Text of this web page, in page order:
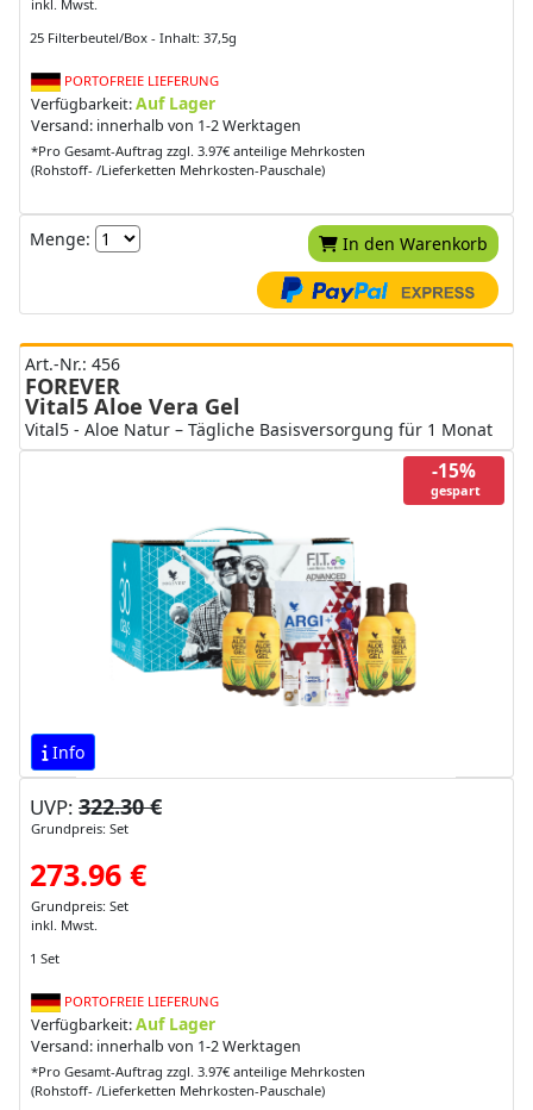
inkl. Mwst.
25 Filterbeutel/Box - Inhalt: 37,5g
PORTOFREIE LIEFERUNG
Verfügbarkeit:Auf Lager
Versand: innerhalb von 1-2 Werktagen
*Pro Gesamt-Auftrag zzgl. 3.97€ anteilige Mehrkosten
(Rohstoff- /Lieferketten Mehrkosten-Pauschale)
Menge: In den Warenkorb
Art.-Nr.: 456
FOREVER
Vital5 Aloe Vera Gel
Vital5 - Aloe Natur – Tägliche Basisversorgung für 1 Monat
-15%
gespart
Info
UVP: 322.30 €
Grundpreis: Set
273.96 €
Grundpreis: Set
inkl. Mwst.
1 Set
PORTOFREIE LIEFERUNG
Verfügbarkeit:Auf Lager
Versand: innerhalb von 1-2 Werktagen
*Pro Gesamt-Auftrag zzgl. 3.97€ anteilige Mehrkosten
(Rohstoff- /Lieferketten Mehrkosten-Pauschale)